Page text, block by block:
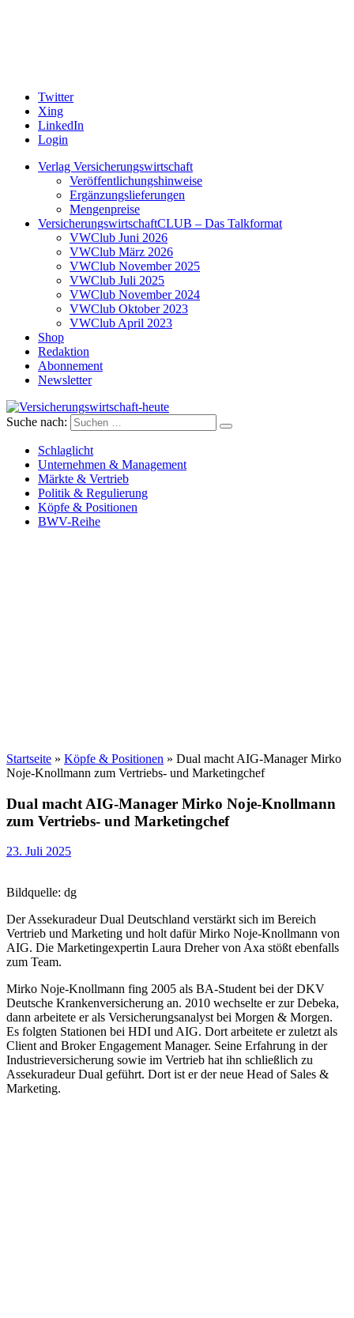
Twitter
Xing
LinkedIn
Login
Verlag Versicherungswirtschaft
Veröffentlichungshinweise
Ergänzungslieferungen
Mengenpreise
VersicherungswirtschaftCLUB – Das Talkformat
VWClub Juni 2026
VWClub März 2026
VWClub November 2025
VWClub Juli 2025
VWClub November 2024
VWClub Oktober 2023
VWClub April 2023
Shop
Redaktion
Abonnement
Newsletter
Versicherungswirtschaft-heute
Suche nach:
Schlaglicht
Unternehmen & Management
Märkte & Vertrieb
Politik & Regulierung
Köpfe & Positionen
BWV-Reihe
Startseite » Köpfe & Positionen » Dual macht AIG-Manager Mirko
Noje-Knollmann zum Vertriebs- und Marketingchef
Dual macht AIG-Manager Mirko Noje-Knollmann
zum Vertriebs- und Marketingchef
23. Juli 2025
Bildquelle: dg
Der Assekuradeur Dual Deutschland verstärkt sich im Bereich
Vertrieb und Marketing und holt dafür Mirko Noje-Knollmann von
AIG. Die Marketingexpertin Laura Dreher von Axa stößt ebenfalls
zum Team.
Mirko Noje-Knollmann fing 2005 als BA-Student bei der DKV
Deutsche Krankenversicherung an. 2010 wechselte er zur Debeka,
dann arbeitete er als Versicherungsanalyst bei Morgen & Morgen.
Es folgten Stationen bei HDI und AIG. Dort arbeitete er zuletzt als
Client and Broker Engagement Manager. Seine Erfahrung in der
Industrieversicherung sowie im Vertrieb hat ihn schließlich zu
Assekuradeur Dual geführt. Dort ist er der neue Head of Sales &
Marketing.